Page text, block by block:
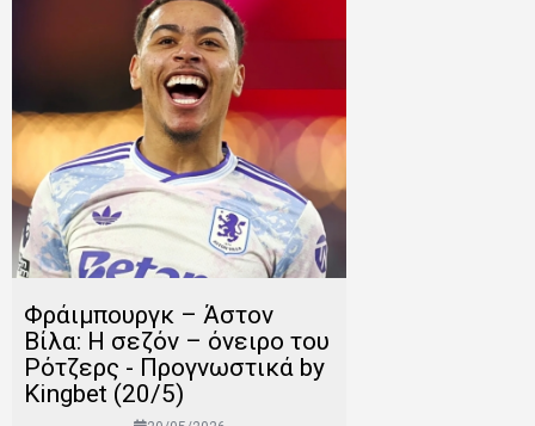
Φράιμπουργκ – Άστον
Βίλα: Η σεζόν – όνειρο του
Ρότζερς - Προγνωστικά by
Kingbet (20/5)